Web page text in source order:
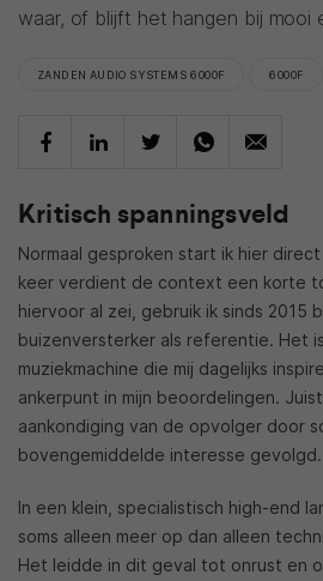
waar, of blijft het hangen bij mooi
ZANDEN AUDIO SYSTEMS 6000F 6000F
Kritisch spanningsveld
Normaal gesproken start ik hier
keer verdient de context een korte
hiervoor al zei, gebruik ik sinds 2015
buizenversterker als referentie. Het
muziekmachine die mij dagelijks
ankerpunt in mijn beoordelingen.
aankondiging van de opvolger door
bovengemiddelde interesse gevolgd.
In een klein, specialistisch high-end
soms alleen meer op dan alleen
Het leidde in dit geval tot onrust en